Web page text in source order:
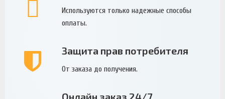
Используются только надежные способы
оплаты.
Защита прав потребителя
От заказа до получения.